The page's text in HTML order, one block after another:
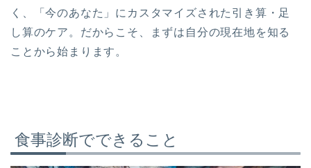
く、「今のあなた」にカスタマイズされた引き算・足
し算のケア。だからこそ、まずは自分の現在地を知る
ことから始まります。
食事診断でできること